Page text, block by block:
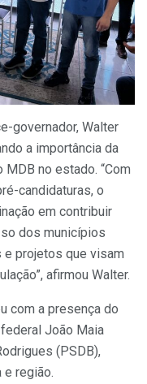
governador, Walter
a importância da
no estado. “Com
candidaturas, o
em contribuir
dos municípios
projetos que visam
afirmou Walter.
com a presença do
João Maia
(PSDB),
região.